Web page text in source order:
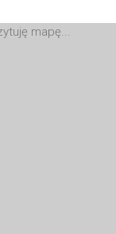
mapę...